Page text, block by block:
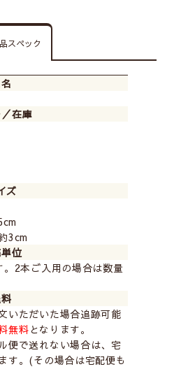
スペック
在庫
ズ
3cm
位
2本ご入用の場合は数量
いただいた場合追跡可能
無料となります。
便で送れない場合は、宅
す。(その場合は宅配便も